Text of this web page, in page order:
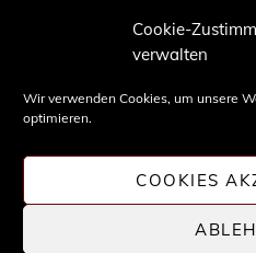
Cookie-
verwalten
Wir verwenden Cookies, um unsere
optimieren.
COOKIES
Weiterverwendung nur
STONE PROG.